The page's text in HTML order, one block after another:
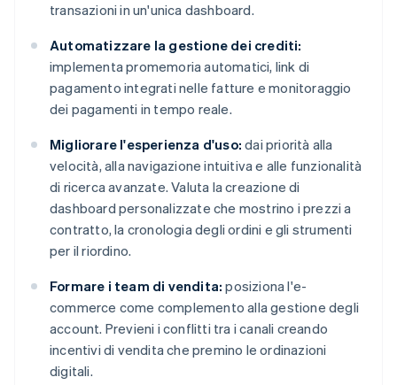
transazioni in un'unica dashboard.
Automatizzare la gestione dei crediti:
implementa promemoria automatici, link di
pagamento integrati nelle fatture e monitoraggio
dei pagamenti in tempo reale.
Migliorare l'esperienza d'uso: dai priorità alla
velocità, alla navigazione intuitiva e alle funzionalità
di ricerca avanzate. Valuta la creazione di
dashboard personalizzate che mostrino i prezzi a
contratto, la cronologia degli ordini e gli strumenti
per il riordino.
Formare i team di vendita: posiziona l'e-
commerce come complemento alla gestione degli
account. Previeni i conflitti tra i canali creando
incentivi di vendita che premino le ordinazioni
digitali.